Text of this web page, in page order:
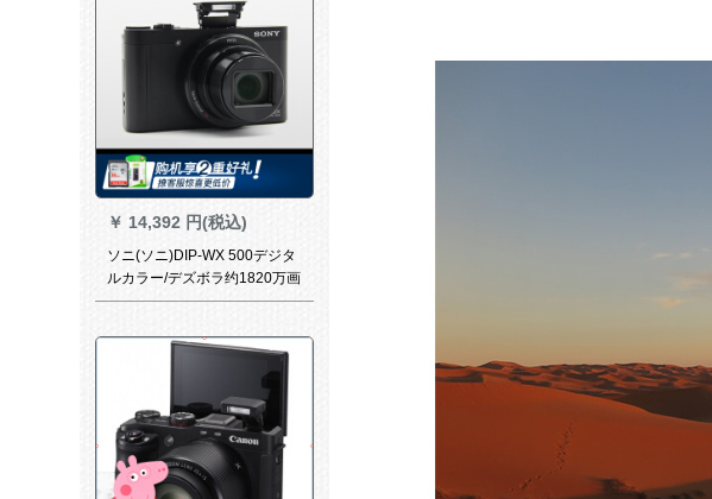
￥ 14,392 円(税込)
ソニ(ソニ)DIP-WX 500デジタ
ルカラー/デズボラ约1820万画
素の光学系ズムブレック(公式